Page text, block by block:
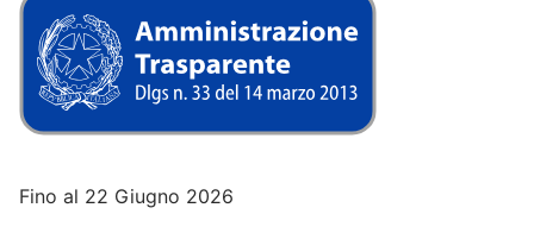
Fino al 22 Giugno 2026